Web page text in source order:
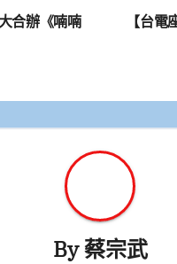
合辦《喃喃
【台
By蔡宗武